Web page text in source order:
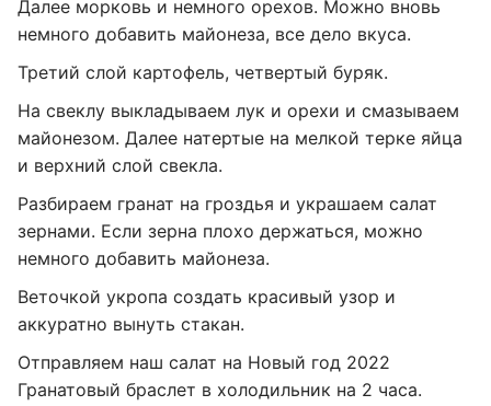
Далее морковь и немного орехов. Можно вновь
немного добавить майонеза, все дело вкуса.
Третий слой картофель, четвертый буряк.
На свеклу выкладываем лук и орехи и смазываем
майонезом. Далее натертые на мелкой терке яйца
и верхний слой свекла.
Разбираем гранат на гроздья и украшаем салат
зернами. Если зерна плохо держаться, можно
немного добавить майонеза.
Веточкой укропа создать красивый узор и
аккуратно вынуть стакан.
Отправляем наш салат на Новый год 2022
Гранатовый браслет в холодильник на 2 часа.